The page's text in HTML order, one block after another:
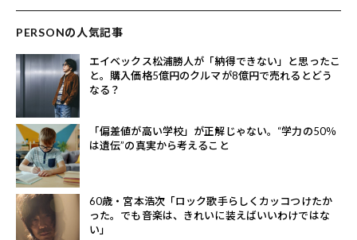
PERSONの人気記事
エイベックス松浦勝人が「納得できない」と思ったこ
と。購入価格5億円のクルマが8億円で売れるとどう
なる？
「偏差値が高い学校」が正解じゃない。“学力の50％
は遺伝”の真実から考えること
60歳・宮本浩次「ロック歌手らしくカッコつけたか
った。でも音楽は、きれいに装えばいいわけではな
い」